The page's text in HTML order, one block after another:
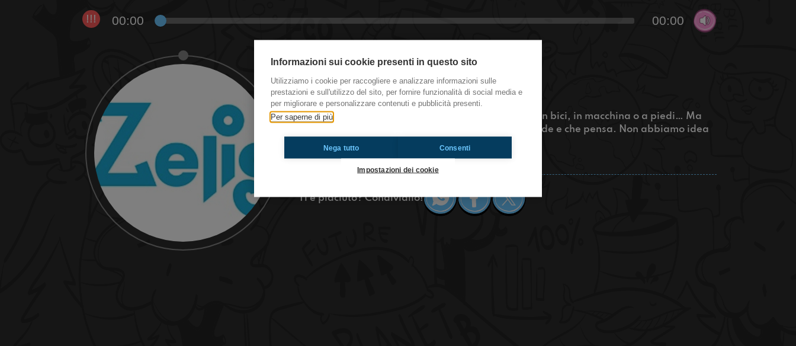
!!! 00:00 00:00
#ZeligTv Surfer Guru
A scuola ci si può andare in vari modi: in autobus, in bici, in macchina o a piedi… Ma
c’è anche chi ci va in skate e racconta quello che vede e che pensa. Non abbiamo idea
Ti è piaciuto? Condividilo!
Informazioni sui cookie presenti in questo sito
Utilizziamo i cookie per raccogliere e analizzare informazioni sulle
prestazioni e sull'utilizzo del sito, per fornire funzionalità di social media e
per migliorare e personalizzare contenuti e pubblicità presenti.
Per saperne di più
Nega tutto Consenti
Impostazioni dei cookie